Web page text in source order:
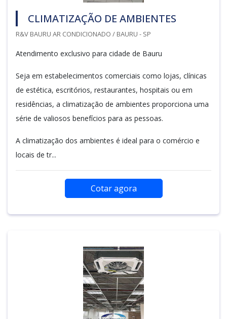
CLIMATIZAÇÃO DE AMBIENTES
R&V BAURU AR CONDICIONADO / BAURU - SP
Atendimento exclusivo para cidade de Bauru
Seja em estabelecimentos comerciais como lojas, clínicas
de estética, escritórios, restaurantes, hospitais ou em
residências, a climatização de ambientes proporciona uma
série de valiosos benefícios para as pessoas.
A climatização dos ambientes é ideal para o comércio e
locais de tr...
Cotar agora